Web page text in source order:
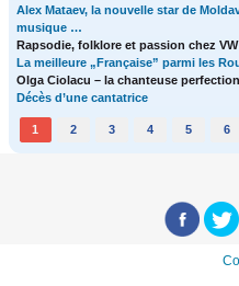
Alex Mataev, la nouvelle star de
musique …
Rapsodie, folklore et passion chez VW
La meilleure „Française” parmi les
Olga Ciolacu – la chanteuse
Décès d’une cantatrice
1 2 3 4 5 6